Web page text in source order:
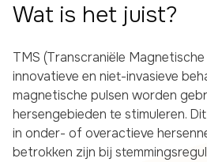
Wat is het juist?
TMS (Transcraniële
innovatieve en niet-invasieve
magnetische pulsen worden
hersengebieden te stimuleren.
in onder- of overactieve
betrokken zijn bij